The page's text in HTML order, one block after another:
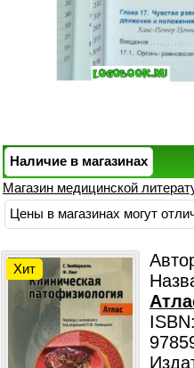
Наличие в магазинах
Магазин медицинской
Цены в магазинах могут
Хит